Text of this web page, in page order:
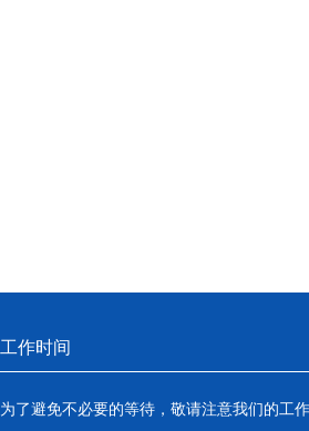
工作时间
为了避免不必要的等待，敬请注意我们的工